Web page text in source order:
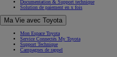
Documentation & Support technique
Solution de paiement en x fois
Ma Vie avec Toyota
Mon Espace Toyota
Service Connectés My Toyota
Support Technique
Campagnes de rappel